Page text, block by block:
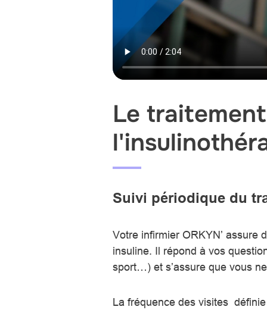
Le
Suivi périodique du
Votre infirmier ORKYN’ assure
insuline. Il répond à vos
sport…) et s’assure que vous
La fréquence des visites